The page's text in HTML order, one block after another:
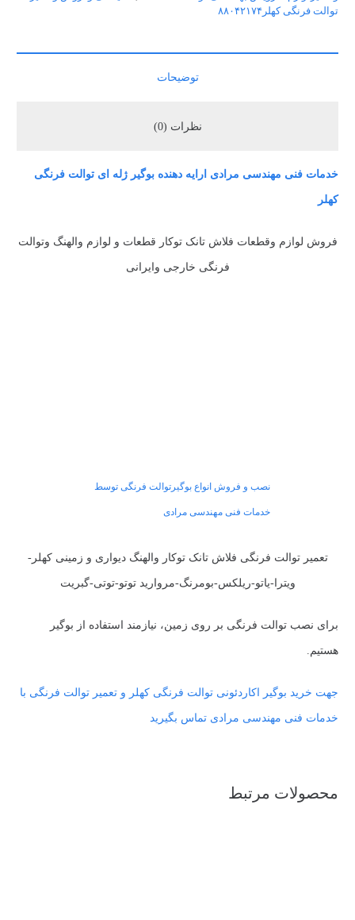
توالت فرنگی کهلر۸۸۰۴۲۱۷۴
توضیحات
نظرات (0)
خدمات فنی مهندسی مرادی ارایه دهنده بوگیر ژله ای توالت فرنگی
کهلر
فروش لوازم وقطعات فلاش تانک توکار قطعات و لوازم والهنگ وتوالت
فرنگی خارجی وایرانی
نصب و فروش انواع بوگیرتوالت فرنگی توسط
خدمات فنی مهندسی مرادی
تعمیر توالت فرنگی فلاش تانک توکار والهنگ دیواری و زمینی کهلر-
ویترا-یاتو-ریلکس-بومرنگ-مروارید توتو-توتی-گبریت
برای نصب توالت فرنگی بر روی زمین، نیازمند استفاده از بوگیر
هستیم.
جهت خرید بوگیر اکاردئونی توالت فرنگی کهلر و تعمیر توالت فرنگی با
خدمات فنی مهندسی مرادی تماس بگیرید
محصولات مرتبط